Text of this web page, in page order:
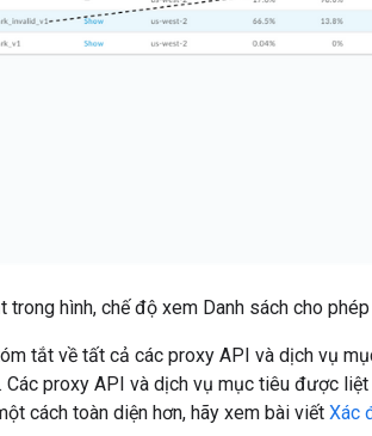
trong hình, chế độ xem Danh sách cho phép
tắt về tất cả các proxy API và dịch vụ
Các proxy API và dịch vụ mục tiêu được
cách toàn diện hơn, hãy xem bài viết Xác